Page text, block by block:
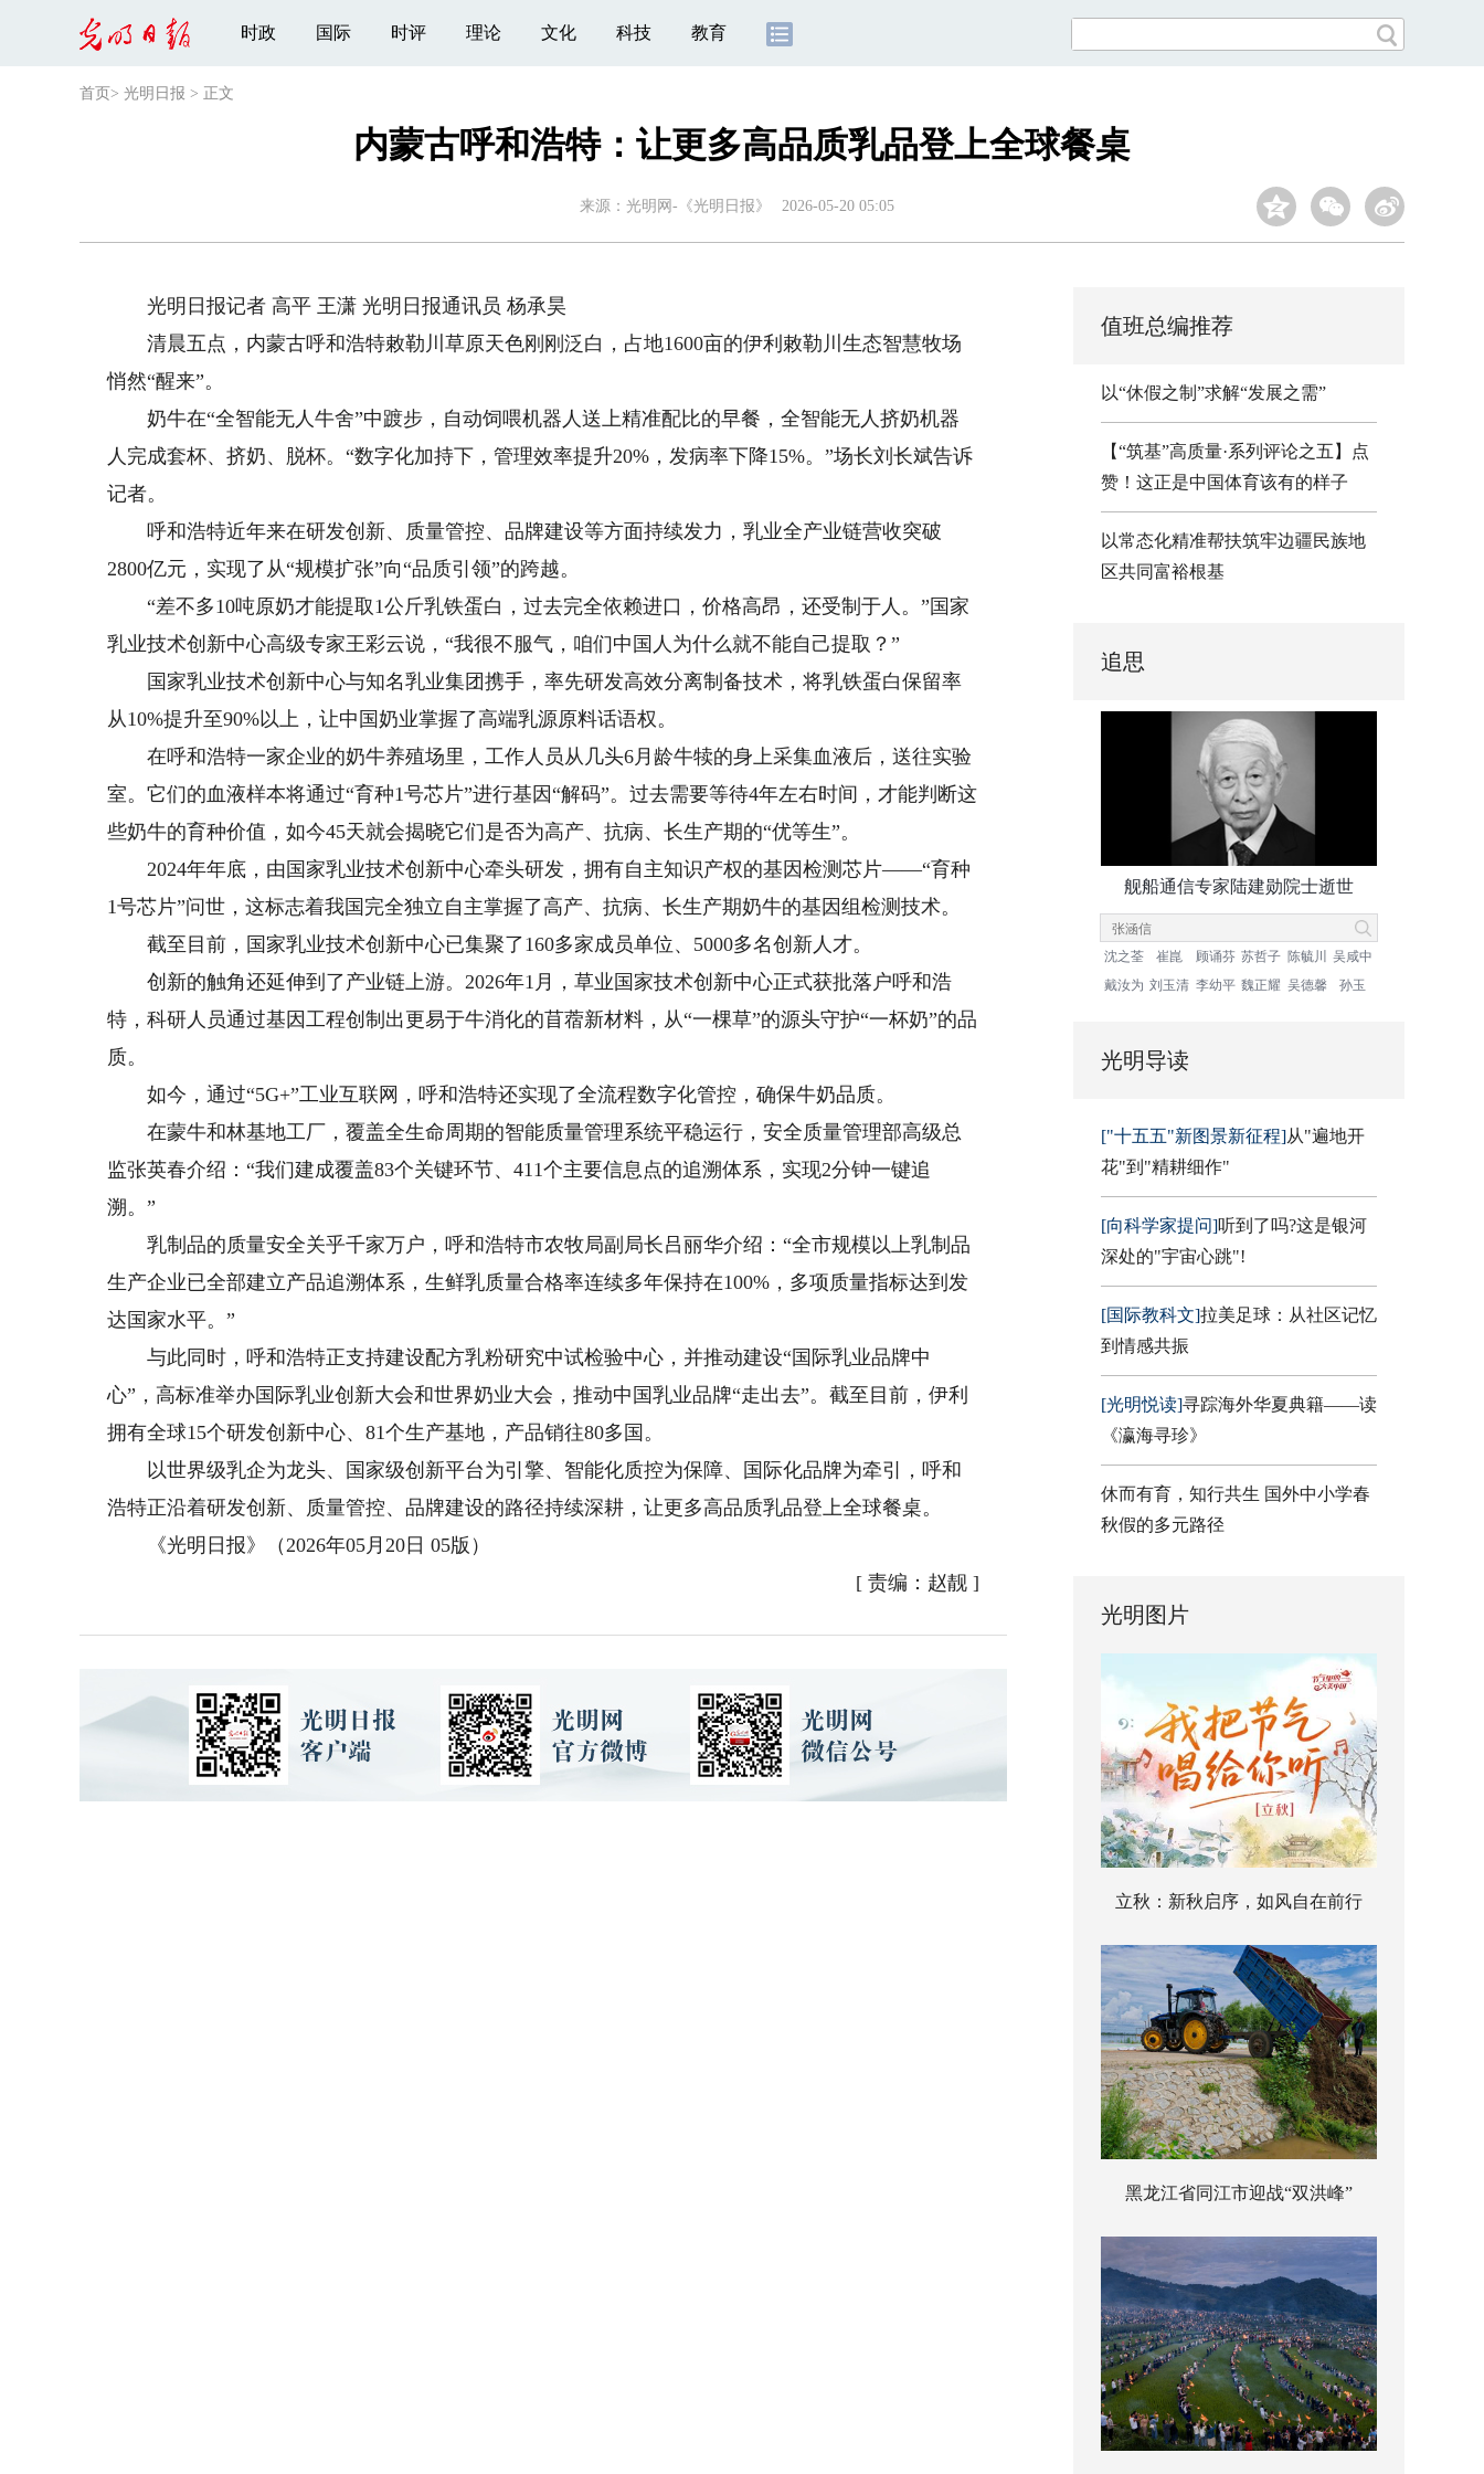
时政 国际 时评 理论 文化 科技 教育
首页 > 光明日报 > 正文
内蒙古呼和浩特：让更多高品质乳品登上全球餐桌
来源： 光明网-《光明日报》 2026-05-20 05:05
光明日报记者 高平 王潇 光明日报通讯员 杨承昊
清晨五点，内蒙古呼和浩特敕勒川草原天色刚刚泛白，占地1600亩的伊利敕勒川生态智慧牧场
悄然“醒来”。
奶牛在“全智能无人牛舍”中踱步，自动饲喂机器人送上精准配比的早餐，全智能无人挤奶机器
人完成套杯、挤奶、脱杯。“数字化加持下，管理效率提升20%，发病率下降15%。”场长刘长斌告诉
记者。
呼和浩特近年来在研发创新、质量管控、品牌建设等方面持续发力，乳业全产业链营收突破
2800亿元，实现了从“规模扩张”向“品质引领”的跨越。
“差不多10吨原奶才能提取1公斤乳铁蛋白，过去完全依赖进口，价格高昂，还受制于人。”国家
乳业技术创新中心高级专家王彩云说，“我很不服气，咱们中国人为什么就不能自己提取？”
国家乳业技术创新中心与知名乳业集团携手，率先研发高效分离制备技术，将乳铁蛋白保留率
从10%提升至90%以上，让中国奶业掌握了高端乳源原料话语权。
在呼和浩特一家企业的奶牛养殖场里，工作人员从几头6月龄牛犊的身上采集血液后，送往实验
室。它们的血液样本将通过“育种1号芯片”进行基因“解码”。过去需要等待4年左右时间，才能判断这
些奶牛的育种价值，如今45天就会揭晓它们是否为高产、抗病、长生产期的“优等生”。
2024年年底，由国家乳业技术创新中心牵头研发，拥有自主知识产权的基因检测芯片——“育种
1号芯片”问世，这标志着我国完全独立自主掌握了高产、抗病、长生产期奶牛的基因组检测技术。
截至目前，国家乳业技术创新中心已集聚了160多家成员单位、5000多名创新人才。
创新的触角还延伸到了产业链上游。2026年1月，草业国家技术创新中心正式获批落户呼和浩
特，科研人员通过基因工程创制出更易于牛消化的苜蓿新材料，从“一棵草”的源头守护“一杯奶”的品
质。
如今，通过“5G+”工业互联网，呼和浩特还实现了全流程数字化管控，确保牛奶品质。
在蒙牛和林基地工厂，覆盖全生命周期的智能质量管理系统平稳运行，安全质量管理部高级总
监张英春介绍：“我们建成覆盖83个关键环节、411个主要信息点的追溯体系，实现2分钟一键追
溯。”
乳制品的质量安全关乎千家万户，呼和浩特市农牧局副局长吕丽华介绍：“全市规模以上乳制品
生产企业已全部建立产品追溯体系，生鲜乳质量合格率连续多年保持在100%，多项质量指标达到发
达国家水平。”
与此同时，呼和浩特正支持建设配方乳粉研究中试检验中心，并推动建设“国际乳业品牌中
心”，高标准举办国际乳业创新大会和世界奶业大会，推动中国乳业品牌“走出去”。截至目前，伊利
拥有全球15个研发创新中心、81个生产基地，产品销往80多国。
以世界级乳企为龙头、国家级创新平台为引擎、智能化质控为保障、国际化品牌为牵引，呼和
浩特正沿着研发创新、质量管控、品牌建设的路径持续深耕，让更多高品质乳品登上全球餐桌。
《光明日报》（2026年05月20日 05版）
[ 责编：赵靓]
值班总编推荐
以“休假之制”求解“发展之需”
【“筑基”高质量·系列评论之五】点
赞！这正是中国体育该有的样子
以常态化精准帮扶筑牢边疆民族地
区共同富裕根基
追思
舰船通信专家陆建勋院士逝世
沈之荃 崔崑 顾诵芬 苏哲子 陈毓川
吴咸中
戴汝为 刘玉清 李幼平 魏正耀 吴德馨 孙玉
光明导读
["十五五"新图景新征程]从"遍地开
花"到"精耕细作"
[向科学家提问]听到了吗?这是银河
深处的"宇宙心跳"!
[国际教科文]拉美足球：从社区记忆
到情感共振
[光明悦读]寻踪海外华夏典籍——读
《瀛海寻珍》
休而有育，知行共生 国外中小学春
秋假的多元路径
光明图片
立秋：新秋启序，如风自在前行
黑龙江省同江市迎战“双洪峰”